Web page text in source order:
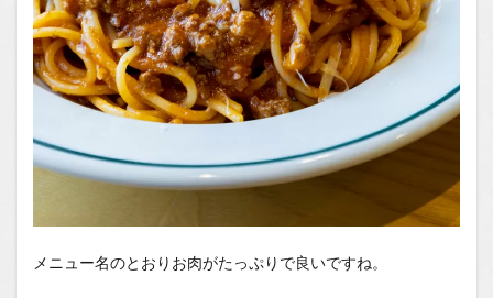
メニュー名のとおりお肉がたっぷりで良いですね。